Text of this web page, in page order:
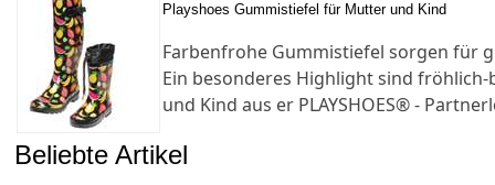
Playshoes Gummistiefel für Mutter und Kind
Farbenfrohe Gummistiefel sorgen für
Ein besonderes Highlight sind
und Kind aus er PLAYSHOES® -
Beliebte Artikel